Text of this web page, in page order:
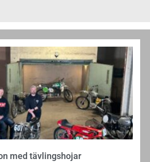
med tävlingshojar